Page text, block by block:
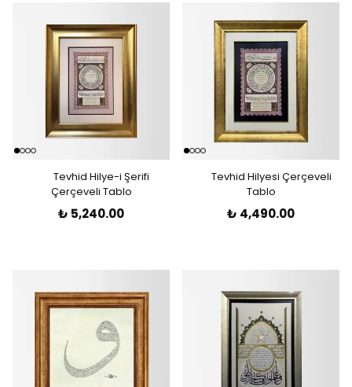
Tevhid Hilye-i Şerifi
Çerçeveli Tablo
₺ 5,240.00
Tevhid Hilyesi Çerçeveli
Tablo
₺ 4,490.00